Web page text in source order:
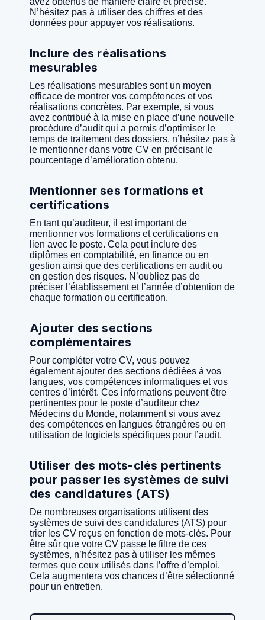
N’hésitez pas à utiliser des chiffres et des
données pour appuyer vos réalisations.
Inclure des réalisations
mesurables
Les réalisations mesurables sont un moyen
efficace de montrer vos compétences et vos
réalisations concrètes. Par exemple, si vous
avez contribué à la mise en place d’une nouvelle
procédure d’audit qui a permis d’optimiser le
temps de traitement des dossiers, n’hésitez pas à
le mentionner dans votre CV en précisant le
pourcentage d’amélioration obtenu.
Mentionner ses formations et
certifications
En tant qu’auditeur, il est important de
mentionner vos formations et certifications en
lien avec le poste. Cela peut inclure des
diplômes en comptabilité, en finance ou en
gestion ainsi que des certifications en audit ou
en gestion des risques. N’oubliez pas de
préciser l’établissement et l’année d’obtention de
chaque formation ou certification.
Ajouter des sections
complémentaires
Pour compléter votre CV, vous pouvez
également ajouter des sections dédiées à vos
langues, vos compétences informatiques et vos
centres d’intérêt. Ces informations peuvent être
pertinentes pour le poste d’auditeur chez
Médecins du Monde, notamment si vous avez
des compétences en langues étrangères ou en
utilisation de logiciels spécifiques pour l’audit.
Utiliser des mots-clés pertinents
pour passer les systèmes de suivi
des candidatures (ATS)
De nombreuses organisations utilisent des
systèmes de suivi des candidatures (ATS) pour
trier les CV reçus en fonction de mots-clés. Pour
être sûr que votre CV passe le filtre de ces
systèmes, n’hésitez pas à utiliser les mêmes
termes que ceux utilisés dans l’offre d’emploi.
Cela augmentera vos chances d’être sélectionné
pour un entretien.